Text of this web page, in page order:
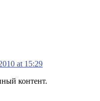
at 15:29
контент.